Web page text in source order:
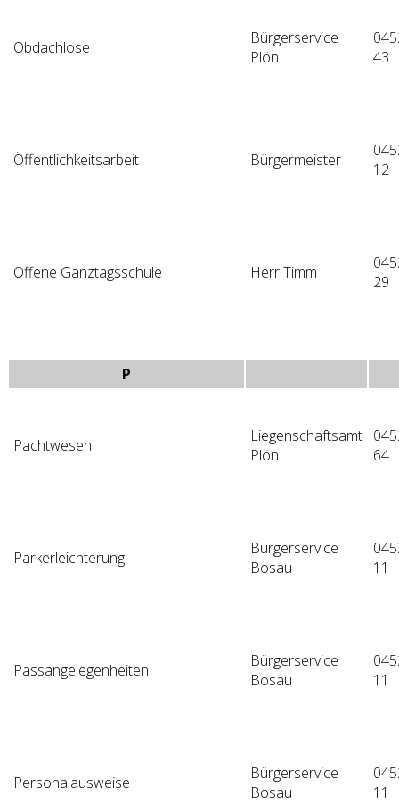
Obdachlose
Bürgerservice
Plön
43
Öffentlichkeitsarbeit Bürgermeister
12
Offene Ganztagsschule Herr Timm
29
P
Pachtwesen
Liegenschaftsamt
Plön
64
Parkerleichterung
Bürgerservice
Bosau
11
Passangelegenheiten
Bürgerservice
Bosau
11
Personalausweise
Bürgerservice
Bosau
11